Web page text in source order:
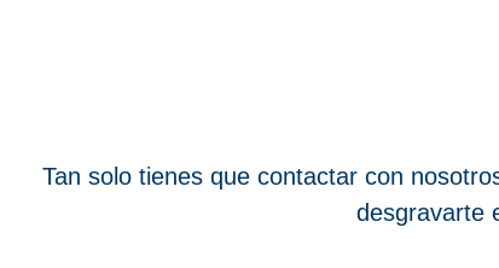
Tan solo tienes que contactar con
desgravarte